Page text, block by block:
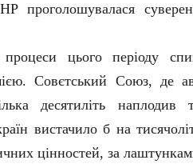
проголошувалася
процеси цього періоду
Совєтський Союз, де
десятиліть
вистачило б на
цінностей, за